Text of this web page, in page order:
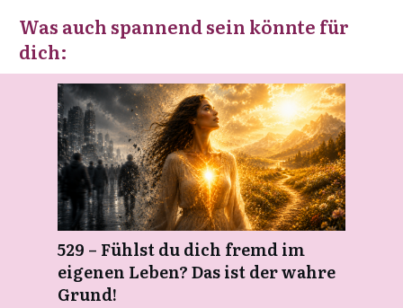
Was auch spannend sein könnte für
dich:
529 – Fühlst du dich fremd im
eigenen Leben? Das ist der wahre
Grund!